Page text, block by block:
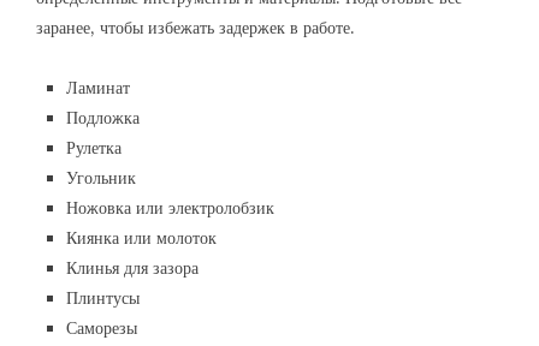
заранее, чтобы избежать задержек в работе.
Ламинат
Подложка
Рулетка
Угольник
Ножовка или электролобзик
Киянка или молоток
Клинья для зазора
Плинтусы
Саморезы